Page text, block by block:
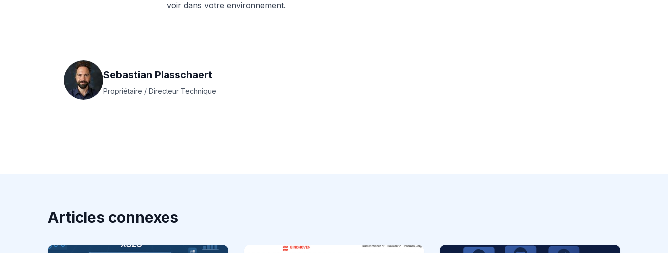
voir dans votre environnement.
Sebastian Plasschaert
Propriétaire / Directeur Technique
Articles connexes